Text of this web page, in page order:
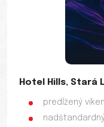
Hotel Hills, Stará
predĺžený